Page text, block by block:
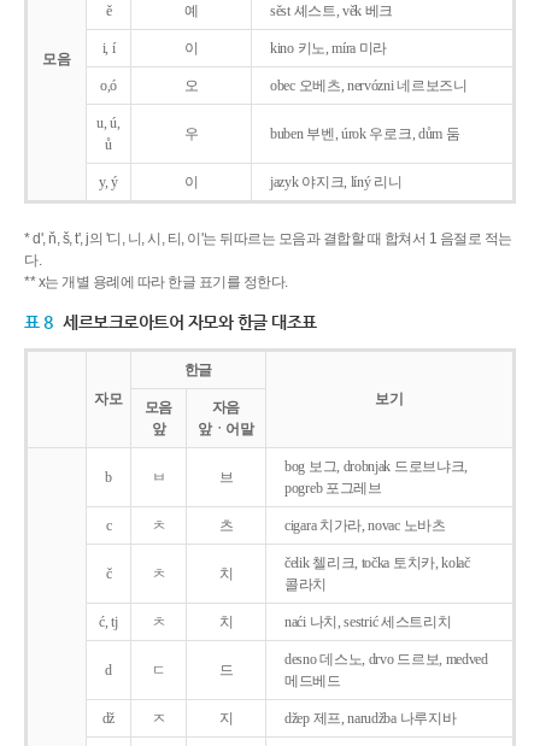
모음
ě 예 sěst 셰스트, věk 베크
i, í 이 kino 키노, míra 미라
o,ó 오 obec 오베츠, nervózni 네르보즈니
u, ú,
ů
우 buben 부벤, úrok 우로크, dům 둠
y, ý 이 jazyk야지크, líný 리니
* d', ň, š, t', j의 '디, 니, 시, 티, 이'는 뒤따르는 모음과 결합할 때 합쳐서 1 음절로 적는
다.
** x는 개별 용례에 따라 한글 표기를 정한다.
표 8 세르보크로아트어 자모와 한글 대조표
자모
한글
보기
모음
앞
자음
앞ㆍ어말
b ㅂ 브
bog 보그, drobnjak 드로브냐크,
pogreb 포그레브
c ㅊ 츠 cigara 치가라, novac 노바츠
č ㅊ 치
čelik 첼리크, točka 토치카, kolač
콜라치
ć, tj ㅊ 치 naći 나치, sestrić 세스트리치
d ㄷ 드
desno 데스노, drvo 드르보, medved
메드베드
dž ㅈ 지 džep 제프, narudžba 나루지바